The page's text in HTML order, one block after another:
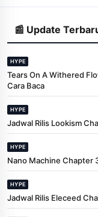
📰 Update
HYPE
Tears On A Withered
Cara Baca
HYPE
Jadwal Rilis Lookism
HYPE
Nano Machine Chapter
HYPE
Jadwal Rilis Eleceed